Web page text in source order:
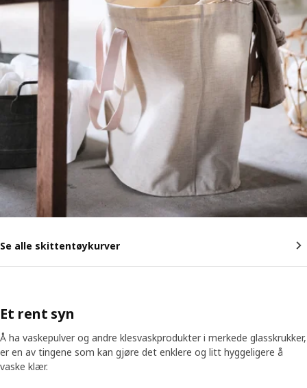
Se alle skittentøykurver
Et rent syn
Å ha vaskepulver og andre klesvaskprodukter i merkede glasskrukker,
er en av tingene som kan gjøre det enklere og litt hyggeligere å
vaske klær.